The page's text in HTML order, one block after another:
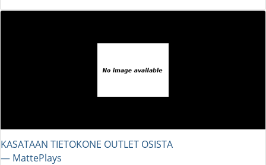
KASATAAN TIETOKONE OUTLET OSISTA
― MattePlays